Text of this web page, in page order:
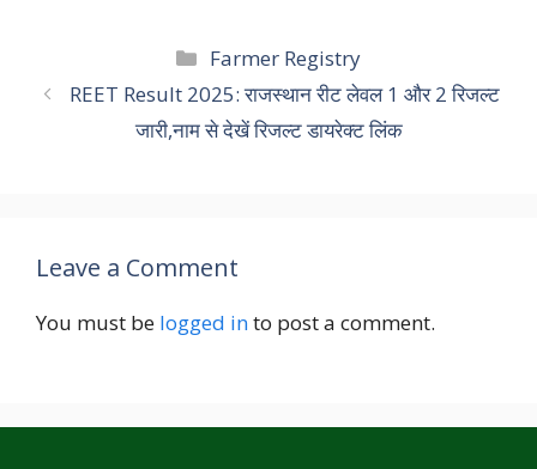
Categories
Farmer Registry
REET Result 2025: राजस्थान रीट लेवल 1 और 2 रिजल्ट
जारी,नाम से देखें रिजल्ट डायरेक्ट लिंक
Leave a Comment
You must be logged into post a comment.